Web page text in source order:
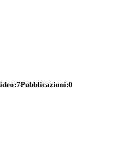
7Pubblicazioni:0